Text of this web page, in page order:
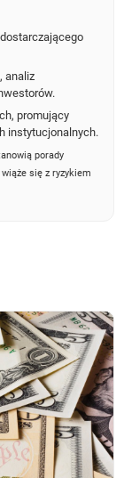
analiz
promujący
instytucjonalnych.
porady
się z ryzykiem